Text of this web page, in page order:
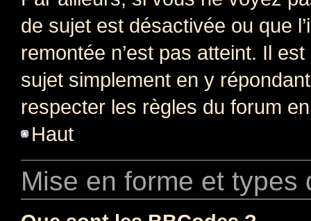
de sujet est désactivée ou que
remontée n’est pas atteint. Il
sujet simplement en y
respecter les règles du forum
Haut
Mise en forme et types